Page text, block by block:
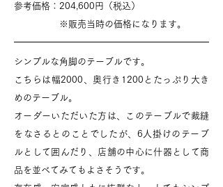
​参考価格：204,600円（税込）
※販売当時の価格になります。
シンプルな角脚のテーブルです。
こちらは幅2000、奥行き1200とたっぷり大き
めのテーブル。
オーダーいただいた方は、このテーブルで裁縫
をなさるとのことでしたが、6人掛けのテーブ
ルとして囲んだり、店舗の中心に什器として商
品を並べてみてもよさそうです。